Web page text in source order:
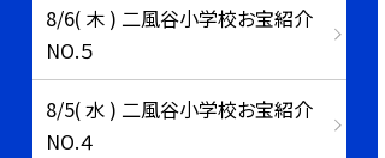
8/6( 木 ) 二風谷小学校お宝紹介
NO.５
8/5( 水 ) 二風谷小学校お宝紹介
NO.４